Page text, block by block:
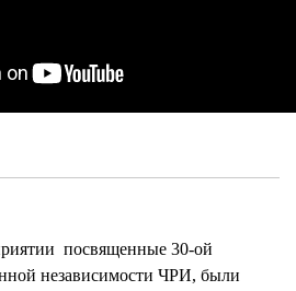
посвященные 30-ой
независимости ЧРИ, были